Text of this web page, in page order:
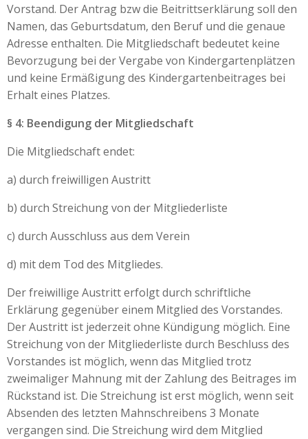
Vorstand. Der Antrag bzw die Beitrittserklärung soll den
Namen, das Geburtsdatum, den Beruf und die genaue
Adresse enthalten. Die Mitgliedschaft bedeutet keine
Bevorzugung bei der Vergabe von Kindergartenplätzen
und keine Ermäßigung des Kindergartenbeitrages bei
Erhalt eines Platzes.
§ 4: Beendigung der Mitgliedschaft
Die Mitgliedschaft endet:
a) durch freiwilligen Austritt
b) durch Streichung von der Mitgliederliste
c) durch Ausschluss aus dem Verein
d) mit dem Tod des Mitgliedes.
Der freiwillige Austritt erfolgt durch schriftliche
Erklärung gegenüber einem Mitglied des Vorstandes.
Der Austritt ist jederzeit ohne Kündigung möglich. Eine
Streichung von der Mitgliederliste durch Beschluss des
Vorstandes ist möglich, wenn das Mitglied trotz
zweimaliger Mahnung mit der Zahlung des Beitrages im
Rückstand ist. Die Streichung ist erst möglich, wenn seit
Absenden des letzten Mahnschreibens 3 Monate
vergangen sind. Die Streichung wird dem Mitglied